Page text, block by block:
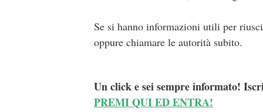
Se si hanno informazioni utili per
oppure chiamare le autorità subito.
Un click e sei sempre informato!
PREMI QUI ED ENTRA!